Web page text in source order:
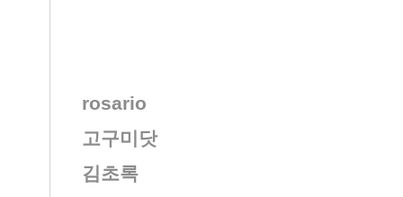
rosario
고구미닷
김초록